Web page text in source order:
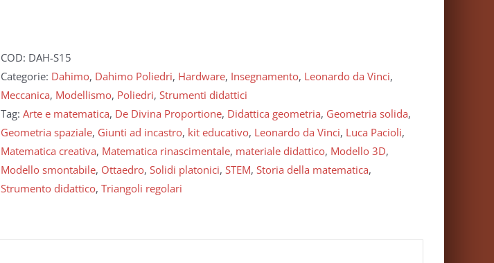
COD: DAH-S15
Categorie: Dahimo, Dahimo Poliedri, Hardware, Insegnamento, Leonardo da Vinci,
Meccanica, Modellismo, Poliedri, Strumenti didattici
Tag: Arte e matematica, De Divina Proportione, Didattica geometria, Geometria solida,
Geometria spaziale, Giunti ad incastro, kit educativo, Leonardo da Vinci, Luca Pacioli,
Matematica creativa, Matematica rinascimentale, materiale didattico, Modello 3D,
Modello smontabile, Ottaedro, Solidi platonici, STEM, Storia della matematica,
Strumento didattico, Triangoli regolari